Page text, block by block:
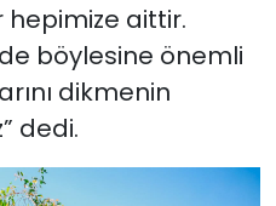
hepimize aittir.
böylesine önemli
dikmenin
dedi.